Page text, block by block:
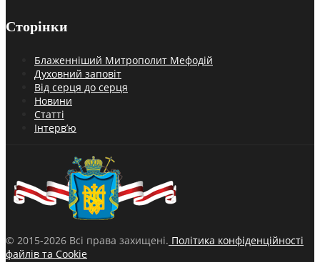
Сторінки
Блаженніший Митрополит Мефодій
Духовний заповіт
Від серця до серця
Новини
Статті
Інтерв’ю
© 2015-2026 Всі права захищені. Політика конфіденційності
файлів та Cookie